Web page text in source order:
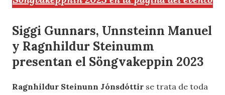
Siggi Gunnars, Unnsteinn Manuel
y Ragnhildur Steinumm
presentan el Söngvakeppin 2023
Ragnhildur Steinunn Jónsdóttir se trata de toda